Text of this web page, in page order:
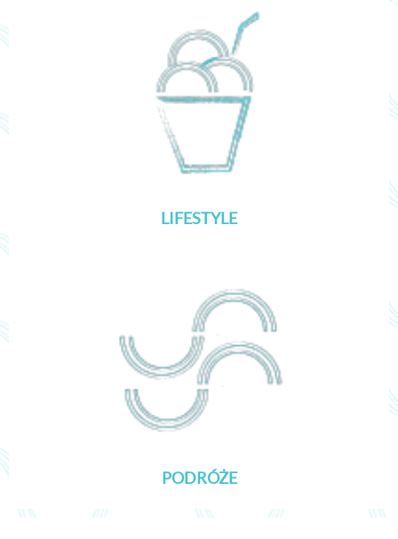
LIFESTYLE
PODRÓŻE